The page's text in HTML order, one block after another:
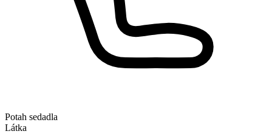
Potah sedadla
Látka